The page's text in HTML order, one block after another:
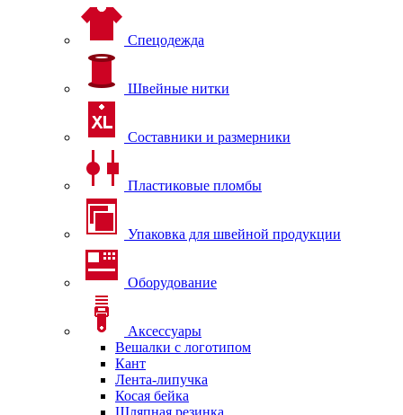
Спецодежда
Швейные нитки
Составники и размерники
Пластиковые пломбы
Упаковка для швейной продукции
Оборудование
Аксессуары
Вешалки с логотипом
Кант
Лента-липучка
Косая бейка
Шляпная резинка